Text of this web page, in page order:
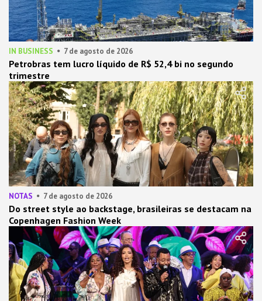
IN BUSINESS 7 de agosto de 2026
Petrobras tem lucro líquido de R$ 52,4 bi no segundo
trimestre
NOTAS 7 de agosto de 2026
Do street style ao backstage, brasileiras se destacam na
Copenhagen Fashion Week